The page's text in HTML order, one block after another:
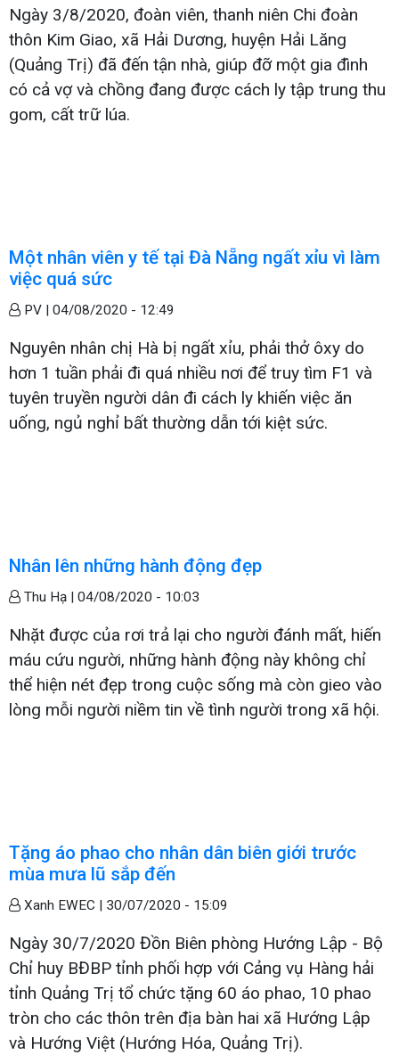
Ngày 3/8/2020, đoàn viên, thanh niên Chi đoàn
thôn Kim Giao, xã Hải Dương, huyện Hải Lăng
(Quảng Trị) đã đến tận nhà, giúp đỡ một gia đình
có cả vợ và chồng đang được cách ly tập trung thu
gom, cất trữ lúa.
Một nhân viên y tế tại Đà Nẵng ngất xỉu vì làm
việc quá sức
PV | 04/08/2020 - 12:49
Nguyên nhân chị Hà bị ngất xỉu, phải thở ôxy do
hơn 1 tuần phải đi quá nhiều nơi để truy tìm F1 và
tuyên truyền người dân đi cách ly khiến việc ăn
uống, ngủ nghỉ bất thường dẫn tới kiệt sức.
Nhân lên những hành động đẹp
Thu Hạ | 04/08/2020 - 10:03
Nhặt được của rơi trả lại cho người đánh mất, hiến
máu cứu người, những hành động này không chỉ
thể hiện nét đẹp trong cuộc sống mà còn gieo vào
lòng mỗi người niềm tin về tình người trong xã hội.
Tặng áo phao cho nhân dân biên giới trước
mùa mưa lũ sắp đến
Xanh EWEC | 30/07/2020 - 15:09
Ngày 30/7/2020 Đồn Biên phòng Hướng Lập - Bộ
Chỉ huy BĐBP tỉnh phối hợp với Cảng vụ Hàng hải
tỉnh Quảng Trị tổ chức tặng 60 áo phao, 10 phao
tròn cho các thôn trên địa bàn hai xã Hướng Lập
và Hướng Việt (Hướng Hóa, Quảng Trị).